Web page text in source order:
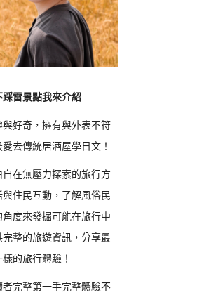
雷景點我來介紹
好奇，擁有與外表不符
去傳統居酒屋學日文！
在無壓力探索的旅行方
住民互動，了解風俗民
度來發掘可能在旅行中
整的旅遊資訊，分享最
的旅行體驗！
完整第一手完整體驗不